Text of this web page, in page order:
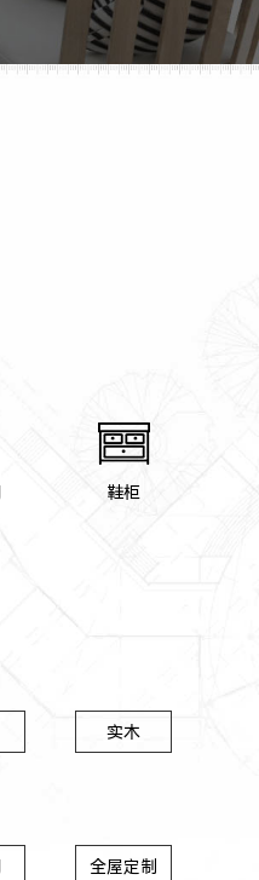
鞋柜
实木
全屋定制